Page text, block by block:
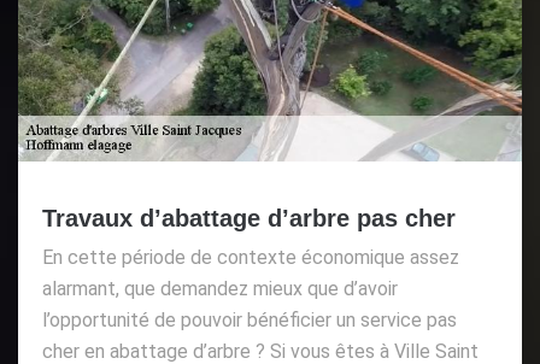
Travaux d’abattage d’arbre pas cher
En cette période de contexte économique assez
alarmant, que demandez mieux que d’avoir
l’opportunité de pouvoir bénéficier un service pas
cher en abattage d’arbre ? Si vous êtes à Ville Saint